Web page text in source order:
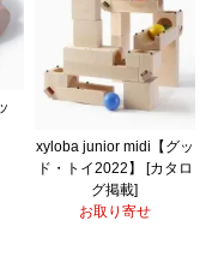
xyloba junior midi【グッ
ド・トイ2022】 [カタロ
グ掲載]
お取り寄せ